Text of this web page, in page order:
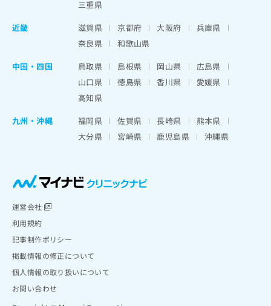
三重県
近畿
滋賀県 京都府 大阪府
兵庫県
奈良県
和歌山県
中国・四国
鳥取県 島根県 岡山県
広島県
山口県
徳島県 香川県
愛媛県
高知県
九州・沖縄
福岡県 佐賀県 長崎県
熊本県
大分県
宮崎県 鹿児島県 沖縄県
運営会社
利用規約
記事制作ポリシー
掲載情報の修正について
個人情報の取り扱いについて
お問い合わせ